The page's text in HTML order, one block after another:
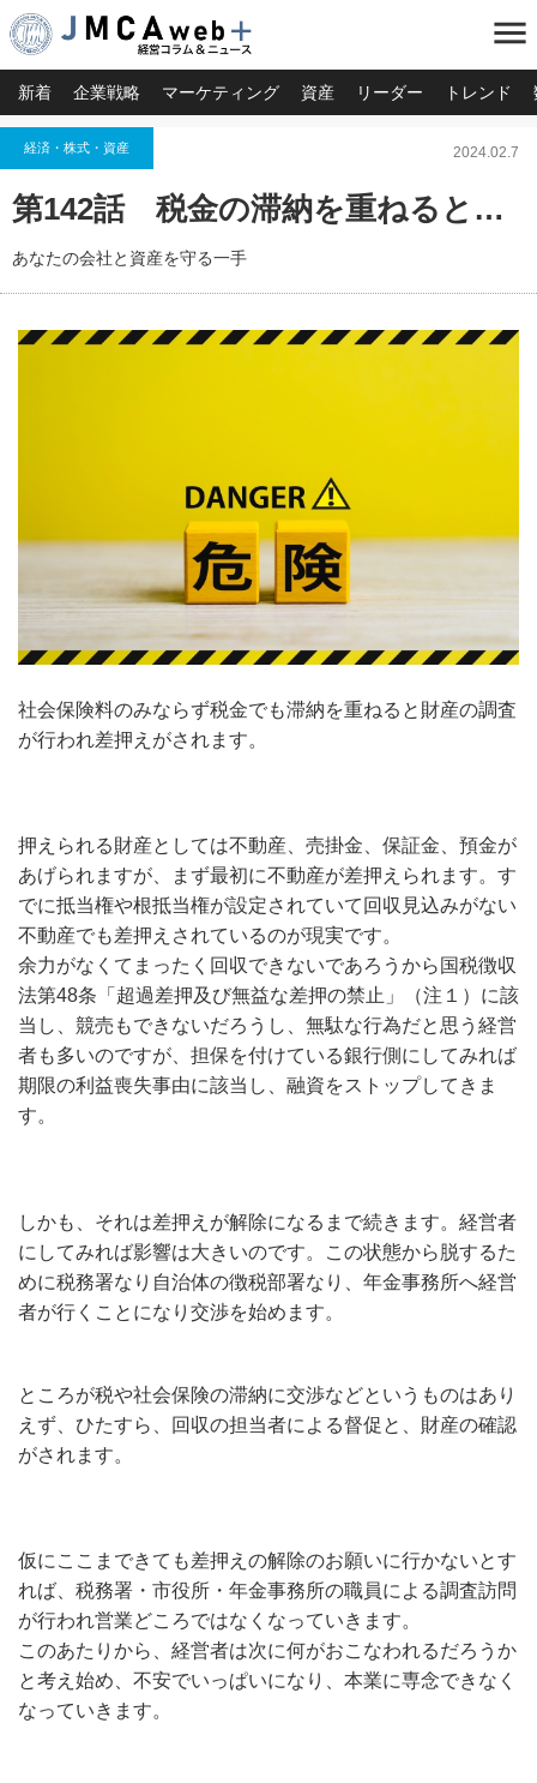
menu
新着 企業戦略 マーケティング 資産 リーダー トレンド
経済・株式・資産 2024.02.7
第142話 税金の滞納を重ねると…
あなたの会社と資産を守る一手
社会保険料のみならず税金でも滞納を重ねると財産の調査
が行われ差押えがされます。
押えられる財産としては不動産、売掛金、保証金、預金が
あげられますが、まず最初に不動産が差押えられます。す
でに抵当権や根抵当権が設定されていて回収見込みがない
不動産でも差押えされているのが現実です。
余力がなくてまったく回収できないであろうから国税徴収
法第48条「超過差押及び無益な差押の禁止」（注１）に該
当し、競売もできないだろうし、無駄な行為だと思う経営
者も多いのですが、担保を付けている銀行側にしてみれば
期限の利益喪失事由に該当し、融資をストップしてきま
す。
しかも、それは差押えが解除になるまで続きます。経営者
にしてみれば影響は大きいのです。この状態から脱するた
めに税務署なり自治体の徴税部署なり、年金事務所へ経営
者が行くことになり交渉を始めます。
ところが税や社会保険の滞納に交渉などというものはあり
えず、ひたすら、回収の担当者による督促と、財産の確認
がされます。
仮にここまできても差押えの解除のお願いに行かないとす
れば、税務署・市役所・年金事務所の職員による調査訪問
が行われ営業どころではなくなっていきます。
このあたりから、経営者は次に何がおこなわれるだろうか
と考え始め、不安でいっぱいになり、本業に専念できなく
なっていきます。